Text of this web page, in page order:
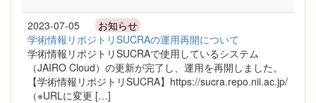
2023-07-05 お知らせ
学術情報リポジトリSUCRAの運用再開について
学術情報リポジトリSUCRAで使用しているシステム
（JAIRO Cloud）の更新が完了し、運用を再開しました。
【学術情報リポジトリSUCRA】https://sucra.repo.nii.ac.jp/
（※URLに変更 […]